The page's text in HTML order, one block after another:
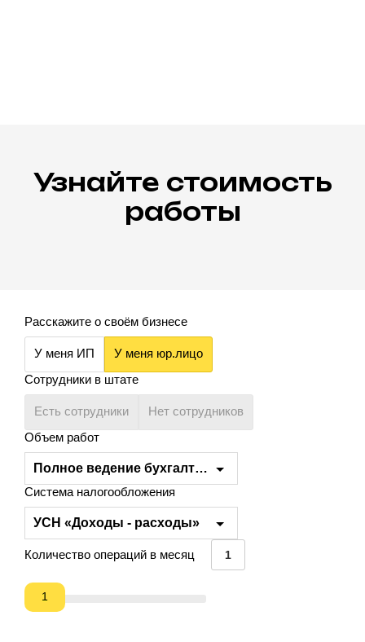
Узнайте стоимость
работы
Расскажите о своём бизнесе
У меня ИП
У меня юр.лицо
Сотрудники в штате
Есть сотрудники
Нет сотрудников
Объем работ
Полное ведение бухгалтерского учёта
Система налогообложения
УСН «Доходы - расходы»
Количество операций в месяц
1